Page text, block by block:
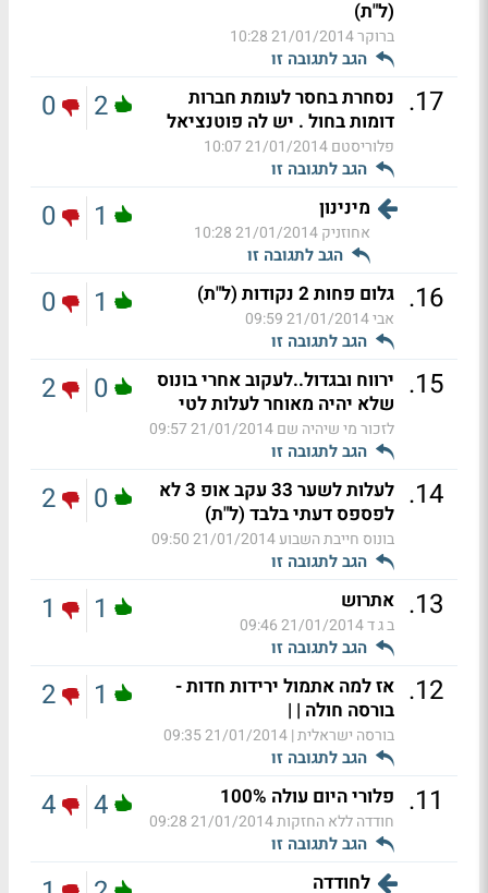
(ל"ת)
ברוקר21/01/2014 10:28
הגב לתגובה זו
17
. נסחרת בחסר לעומת חברות
דומות בחול . יש לה פוטנציאל
פלוריסטם21/01/2014 10:07
הגב לתגובה זו
2
0
מינינון
אחוזניק21/01/2014 10:28
הגב לתגובה זו
1
0
16
. גלום פחות 2 נקודות (ל"ת)
אבי21/01/2014 09:59
הגב לתגובה זו
1
0
15
. ירווח ובגדול..לעקוב אחרי בונוס
שלא יהיה מאוחר לעלות לטי
לזכור מי שיהיה שם21/01/2014 09:57
הגב לתגובה זו
0
2
14
.
לעלות לשער 33 עקב אופ 3 לא
לפספס דעתי בלבד (ל"ת)
בונוס חייבת השבוע21/01/2014 09:50
הגב לתגובה זו
0
2
13
. אתרוש
ב ג ד21/01/2014 09:46
הגב לתגובה זו
1
1
12
. אז למה אתמול ירידות חדות -
בורסה חולה | |
בורסה ישראלית |21/01/2014 09:35
הגב לתגובה זו
1
2
11
. פלורי היום עולה 100%
חודדה ללא החזקות21/01/2014 09:28
הגב לתגובה זו
4
4
לחודדה